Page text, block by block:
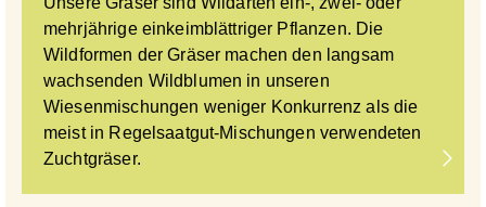
mehrjährige einkeimblättriger Pflanzen. Die
Wildformen der Gräser machen den langsam
wachsenden Wildblumen in unseren
Wiesenmischungen weniger Konkurrenz als die
meist in Regelsaatgut-Mischungen verwendeten
Zuchtgräser.